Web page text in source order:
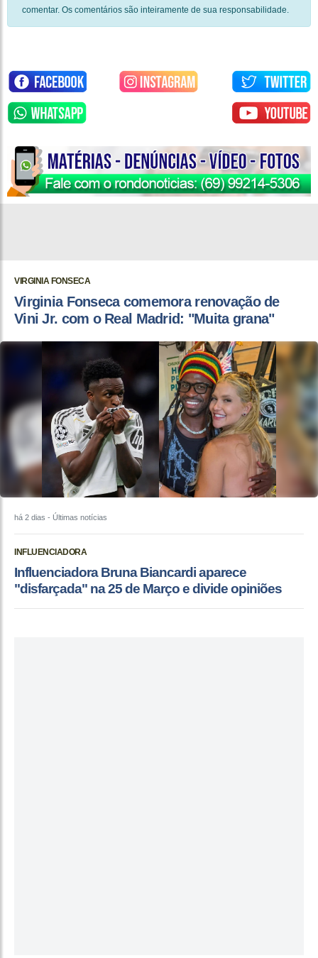
comentar. Os comentários são inteiramente de sua responsabilidade.
VIRGINIA FONSECA
Virginia Fonseca comemora renovação de
Vini Jr. com o Real Madrid: "Muita grana"
há 2 dias - Últimas notícias
INFLUENCIADORA
Influenciadora Bruna Biancardi aparece
"disfarçada" na 25 de Março e divide opiniões